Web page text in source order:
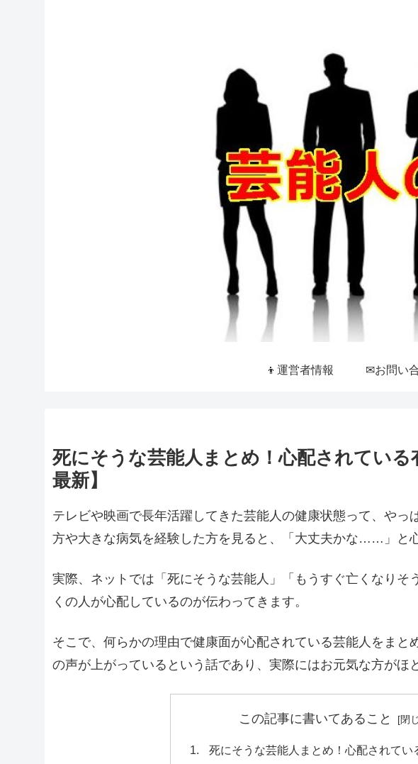
👦運営者情報 ✉お問い
死にそうな芸能人まとめ！心配されている
最新】
テレビや映画で長年活躍してきた芸能人の健康状態って、やっ
方や大きな病気を経験した方を見ると、「大丈夫かな……」と
実際、ネットでは「死にそうな芸能人」「もうすぐ亡くなりそ
くの人が心配しているのが伝わってきます。
そこで、何らかの理由で健康面が心配されている芸能人をまと
の声が上がっているという話であり、実際にはお元気な方がほ
この記事に書いてあること
死にそうな芸能人まとめ！心配されてい